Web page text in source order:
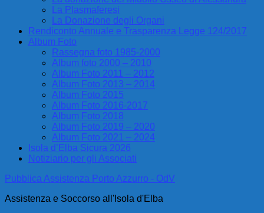
La Plasmaferesi
La Donazione degli Organi
Rendiconto Annuale e Trasparenza Legge 124/2017
Album Foto
Rassegna foto 1985-2000
Album foto 2000 – 2010
Album Foto 2011 – 2012
Album Foto 2013 – 2014
Album Foto 2015
Album Foto 2016-2017
Album Foto 2018
Album Foto 2019 – 2020
Album Foto 2021 – 2024
Isola d’Elba Sicura 2026
Notiziario per gli Associati
Pubblica Assistenza Porto Azzurro - OdV
Assistenza e Soccorso all'Isola d'Elba